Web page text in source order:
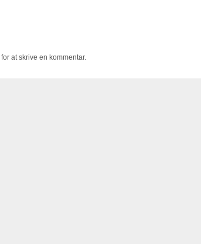
for at skrive en kommentar.